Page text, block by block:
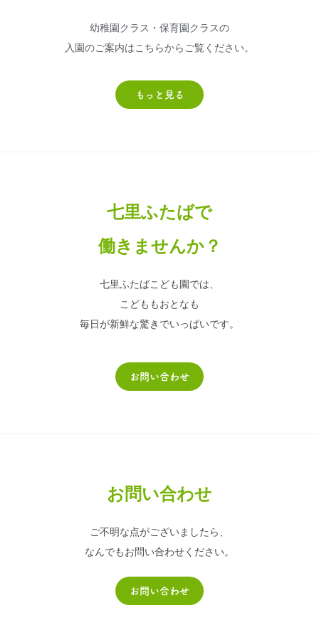
幼稚園クラス・保育園クラスの
入園のご案内はこちらからご覧ください。
もっと見る
七里ふたばで
働きませんか？
七里ふたばこども園では、
こどももおとなも
毎日が新鮮な驚きでいっぱいです。
お問い合わせ
お問い合わせ
ご不明な点がございましたら、
なんでもお問い合わせください。
お問い合わせ